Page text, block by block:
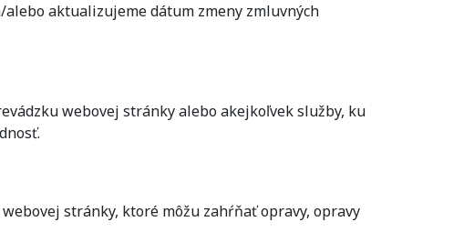
aktualizujeme dátum zmeny zmluvných
webovej stránky alebo akejkoľvek služby, ku
stránky, ktoré môžu zahŕňať opravy, opravy